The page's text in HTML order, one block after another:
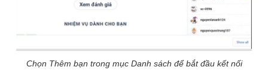
Chọn Thêm bạn trong mục Danh sách để bắt đầu kết nối